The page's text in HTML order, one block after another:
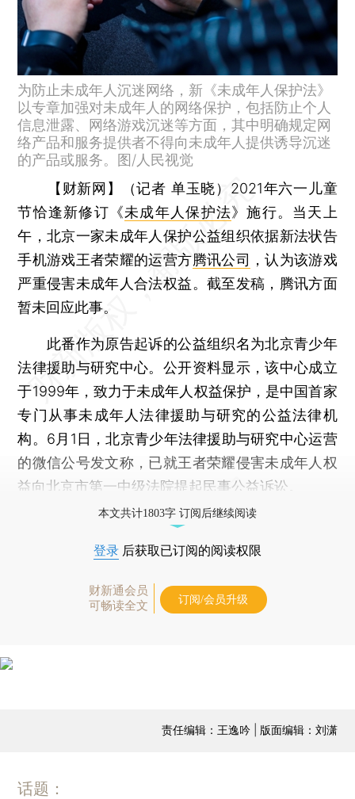
为防止未成年人沉迷网络，新《未成年人保护法》
以专章加强对未成年人的网络保护，包括防止个人
信息泄露、网络游戏沉迷等方面，其中明确规定网
络产品和服务提供者不得向未成年人提供诱导沉迷
的产品或服务。图/人民视觉
【财新网】（记者 单玉晓） 2021年六一儿童
节恰逢新修订《未成年人保护法》施行。当天上
午，北京一家未成年人保护公益组织依据新法状告
手机游戏王者荣耀的运营方腾讯公司 ，认为该游戏
严重侵害未成年人合法权益。截至发稿，腾讯方面
暂未回应此事。
此番作为原告起诉的公益组织名为北京青少年
法律援助与研究中心。公开资料显示，该中心成立
于1999年，致力于未成年人权益保护，是中国首家
专门从事未成年人法律援助与研究的公益法律机
构。6月1日，北京青少年法律援助与研究中心运营
的微信公号发文称，已就王者荣耀侵害未成年人权
益向北京市第一中级法院提起民事公益诉讼。
本文共计1803字 订阅后继续阅读
登录 后获取已订阅的阅读权限
财新通会员
可畅读全文
订阅/会员升级
责任编辑：王逸吟 | 版面编辑：刘潇
话题：